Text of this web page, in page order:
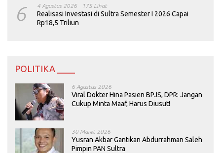
6 4 Agustus 2026 175 Lihat
Realisasi Investasi di Sultra Semester I 2026 Capai
Rp18,5 Triliun
POLITIKA ____
6 Agustus 2026
Viral Dokter Hina Pasien BPJS, DPR: Jangan
Cukup Minta Maaf, Harus Diusut!
30 Maret 2026
Yusran Akbar Gantikan Abdurrahman Saleh
Pimpin PAN Sultra